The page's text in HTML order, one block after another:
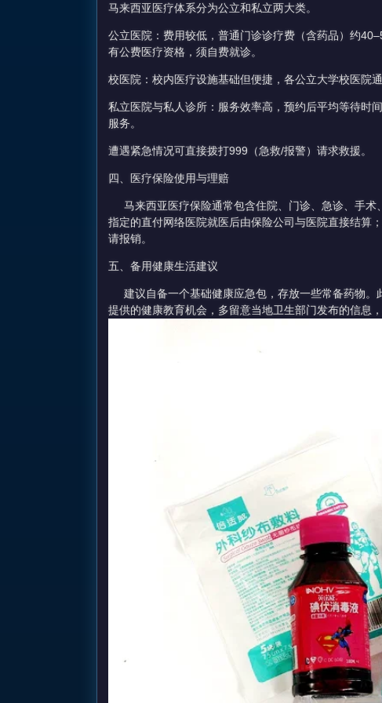
马来西亚医疗体系分为公立和私立两大类。
公立医院：费用较低，普通门诊诊疗费（含药品）约
有公费医疗资格，须自费就诊。
校医院：校内医疗设施基础但便捷，各公立大学校医院
私立医院与私人诊所：服务效率高，预约后平均等待时
服务。
遭遇紧急情况可直接拨打999（急救/报警）请求救援。
四、医疗保险使用与理赔
马来西亚医疗保险通常包含住院、门诊、急诊、手术
指定的直付网络医院就医后由保险公司与医院直接结算
请报销。
五、备用健康生活建议
建议自备一个基础健康应急包，存放一些常备药物。
提供的健康教育机会，多留意当地卫生部门发布的信息